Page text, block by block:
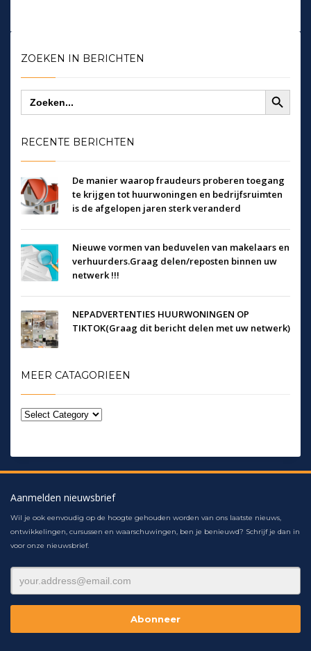
ZOEKEN IN BERICHTEN
Zoek
naar:
Zoekknop
RECENTE BERICHTEN
De manier waarop fraudeurs proberen toegang
te krijgen tot huurwoningen en bedrijfsruimten
is de afgelopen jaren sterk veranderd
Nieuwe vormen van beduvelen van makelaars en
verhuurders.Graag delen/reposten binnen uw
netwerk !!!
NEPADVERTENTIES HUURWONINGEN OP
TIKTOK(Graag dit bericht delen met uw netwerk)
MEER CATAGORIEEN
Aanmelden nieuwsbrief
Wil je ook eenvoudig op de hoogte gehouden worden van ons laatste nieuws,
ontwikkelingen, cursussen en waarschuwingen, ben je benieuwd? Schrijf je dan in
voor onze nieuwsbrief.